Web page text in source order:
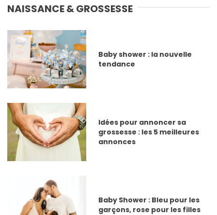
NAISSANCE & GROSSESSE
Baby shower : la nouvelle
tendance
Idées pour annoncer sa
grossesse : les 5 meilleures
annonces
Baby Shower : Bleu pour les
garçons, rose pour les filles